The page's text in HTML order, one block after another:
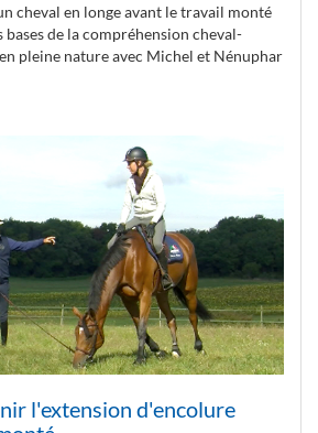
cheval en longe avant le travail monté
bases de la compréhension cheval-
pleine nature avec Michel et Nénuphar
l'extension d'encolure